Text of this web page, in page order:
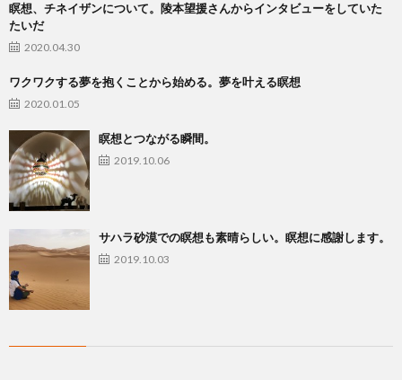
瞑想、チネイザンについて。陵本望援さんからインタビューをしていた
たいだ
2020.04.30
ワクワクする夢を抱くことから始める。夢を叶える瞑想
2020.01.05
瞑想とつながる瞬間。
2019.10.06
サハラ砂漠での瞑想も素晴らしい。瞑想に感謝します。
2019.10.03